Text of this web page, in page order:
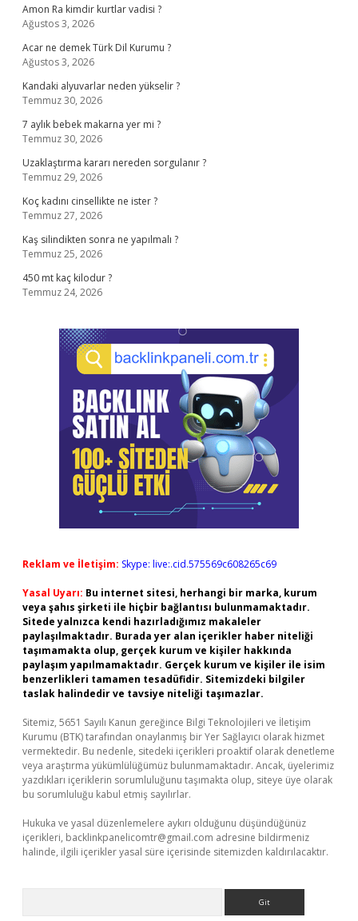
Amon Ra kimdir kurtlar vadisi ?
Ağustos 3, 2026
Acar ne demek Türk Dil Kurumu ?
Ağustos 3, 2026
Kandaki alyuvarlar neden yükselir ?
Temmuz 30, 2026
7 aylık bebek makarna yer mi ?
Temmuz 30, 2026
Uzaklaştırma kararı nereden sorgulanır ?
Temmuz 29, 2026
Koç kadını cinsellikte ne ister ?
Temmuz 27, 2026
Kaş silindikten sonra ne yapılmalı ?
Temmuz 25, 2026
450 mt kaç kilodur ?
Temmuz 24, 2026
Reklam ve İletişim: Skype: live:.cid.575569c608265c69
Yasal Uyarı: Bu internet sitesi, herhangi bir marka, kurum
veya şahıs şirketi ile hiçbir bağlantısı bulunmamaktadır.
Sitede yalnızca kendi hazırladığımız makaleler
paylaşılmaktadır. Burada yer alan içerikler haber niteliği
taşımamakta olup, gerçek kurum ve kişiler hakkında
paylaşım yapılmamaktadır. Gerçek kurum ve kişiler ile isim
benzerlikleri tamamen tesadüfidir. Sitemizdeki bilgiler
taslak halindedir ve tavsiye niteliği taşımazlar.
Sitemiz, 5651 Sayılı Kanun gereğince Bilgi Teknolojileri ve İletişim
Kurumu (BTK) tarafından onaylanmış bir Yer Sağlayıcı olarak hizmet
vermektedir. Bu nedenle, sitedeki içerikleri proaktif olarak denetleme
veya araştırma yükümlülüğümüz bulunmamaktadır. Ancak, üyelerimiz
yazdıkları içeriklerin sorumluluğunu taşımakta olup, siteye üye olarak
bu sorumluluğu kabul etmiş sayılırlar.
Hukuka ve yasal düzenlemelere aykırı olduğunu düşündüğünüz
içerikleri, backlinkpanelicomtr@gmail.com adresine bildirmeniz
halinde, ilgili içerikler yasal süre içerisinde sitemizden kaldırılacaktır.